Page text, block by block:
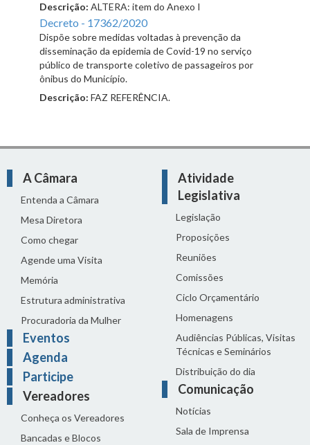
Descrição: ALTERA: item do Anexo I
Decreto - 17362/2020
Dispõe sobre medidas voltadas à prevenção da
disseminação da epidemia de Covid-19 no serviço
público de transporte coletivo de passageiros por
ônibus do Município.
Descrição: FAZ REFERÊNCIA.
A Câmara
Entenda a Câmara
Mesa Diretora
Como chegar
Agende uma Visita
Memória
Estrutura administrativa
Procuradoria da Mulher
Eventos
Agenda
Participe
Vereadores
Conheça os Vereadores
Bancadas e Blocos
Atividade
Legislativa
Legislação
Proposições
Reuniões
Comissões
Ciclo Orçamentário
Homenagens
Audiências Públicas, Visitas
Técnicas e Seminários
Distribuição do dia
Comunicação
Notícias
Sala de Imprensa